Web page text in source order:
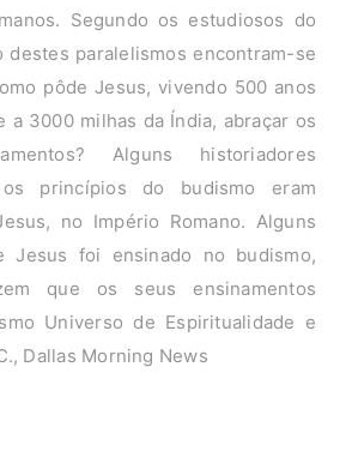
Segundo os estudiosos do
destes paralelismos encontram-se
pôde Jesus, vivendo 500 anos
a 3000 milhas da Índia, abraçar os
Alguns historiadores
princípios do budismo eram
no Império Romano. Alguns
Jesus foi ensinado no budismo,
que os seus ensinamentos
Universo de Espiritualidade e
Dallas Morning News